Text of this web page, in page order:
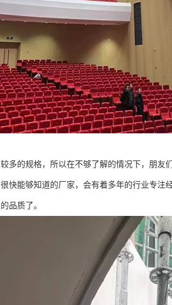
多的规格，所以在不够了解的情况下，朋
快能够知道的厂家，会有着多年的行业专
品质了。